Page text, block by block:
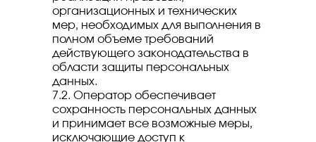
организационных и технических
мер, необходимых для выполнения в
полном объеме требований
действующего законодательства в
области защиты персональных
данных.
7.2. Оператор обеспечивает
сохранность персональных данных
и принимает все возможные меры,
исключающие доступ к